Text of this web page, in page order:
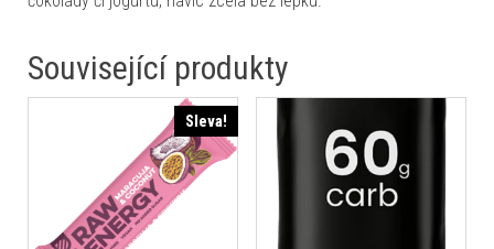
Související produkty
Sleva!